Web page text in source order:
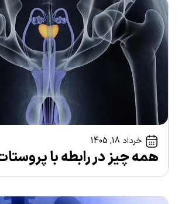
خرداد 18, 1405
همه چیز در رابطه با